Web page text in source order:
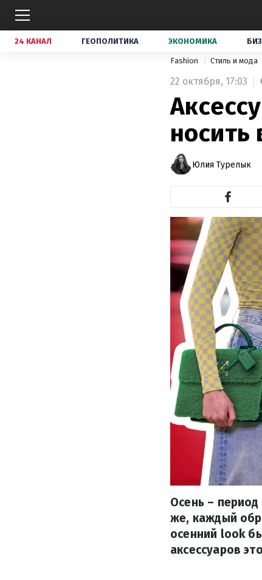
24 КАНАЛ ГЕОПОЛИТИКА ЭКОНОМИКА
Fashion Стиль и мода
22 октября, 17:03
носить
Юлия Турелык
Осень –
же, каждый
осенний look
аксессуаров